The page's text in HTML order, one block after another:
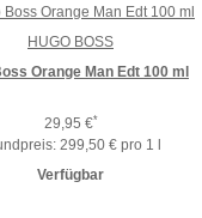
Orange Man Edt 100 ml
29,95 €*
299,50 € pro 1 l
Verfügbar
HUGO BOSS